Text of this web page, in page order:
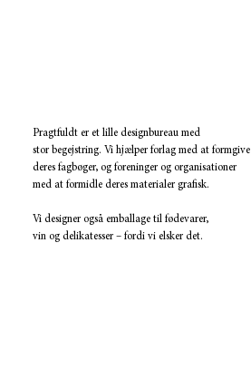
Pragtfuldt er et lille designbureau med
stor begejstring. Vi hjælper forlag med at formgive
deres fagbøger, og foreninger og organisationer
med at formidle deres materialer grafisk.
Vi designer også emballage til fødevarer,
vin og delikatesser – fordi vi elsker det.